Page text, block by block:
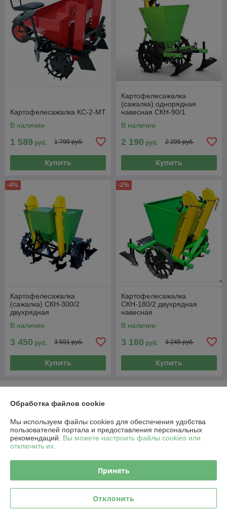
Картофелесажалка КС-2-МТ
В наличии
1 589 руб. 1 799 руб.
Купить
Картофелесажалка
(сажалка) однорядная
навесная СКН-90/1
В наличии
2 190 руб. 2 295 руб.
Купить
-4%
Картофелесажалка
(сажалка) СКН-300/2
двухрядная
В наличии
3 450 руб. 3 591 руб.
Купить
-2%
Картофелесажалка
СКН-180/2 двухрядная
навесная
В наличии
3 180 руб. 3 245 руб.
Купить
Менее 5 отзывов за последний год
Компания продает на Deal.by
Обработка файлов cookie
Мы используем файлы cookies для обеспечения удобства
пользователей портала и предоставления персональных
рекомендаций. Вы можете настроить файлы cookies или
отключить их.
Принять
Отклонить